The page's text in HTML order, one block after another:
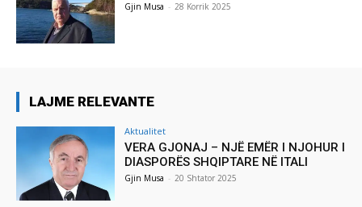
Gjin Musa - 28 Korrik 2025
LAJME RELEVANTE
Aktualitet
VERA GJONAJ – NJË EMËR I NJOHUR I
DIASPORËS SHQIPTARE NË ITALI
Gjin Musa - 20 Shtator 2025